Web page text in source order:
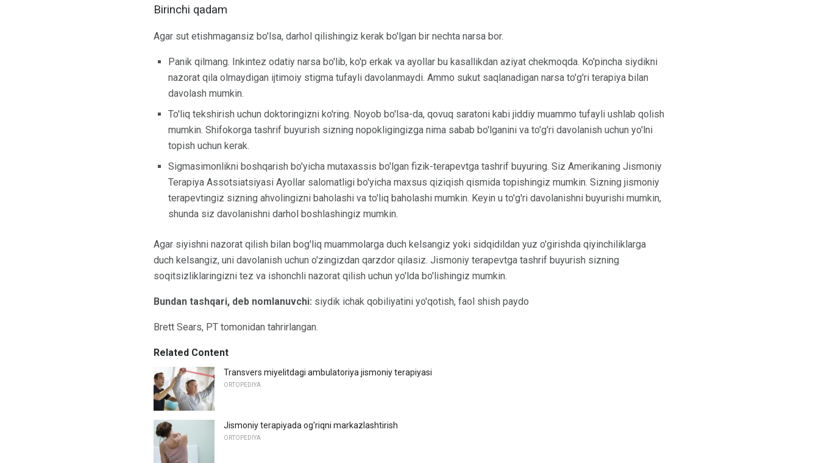
Birinchi qadam
Agar sut etishmagansiz bo'lsa, darhol qilishingiz kerak bo'lgan bir nechta narsa bor.
Panik qilmang. Inkintez odatiy narsa bo'lib, ko'p erkak va ayollar bu kasallikdan aziyat chekmoqda. Ko'pincha siydikni
nazorat qila olmaydigan ijtimoiy stigma tufayli davolanmaydi. Ammo sukut saqlanadigan narsa to'g'ri terapiya bilan
davolash mumkin.
To'liq tekshirish uchun doktoringizni ko'ring. Noyob bo'lsa-da, qovuq saratoni kabi jiddiy muammo tufayli ushlab qolish
mumkin. Shifokorga tashrif buyurish sizning nopokligingizga nima sabab bo'lganini va to'g'ri davolanish uchun yo'lni
topish uchun kerak.
Sigmasimonlikni boshqarish bo'yicha mutaxassis bo'lgan fizik-terapevtga tashrif buyuring. Siz Amerikaning Jismoniy
Terapiya Assotsiatsiyasi Ayollar salomatligi bo'yicha maxsus qiziqish qismida topishingiz mumkin. Sizning jismoniy
terapevtingiz sizning ahvolingizni baholashi va to'liq baholashi mumkin. Keyin u to'g'ri davolanishni buyurishi mumkin,
shunda siz davolanishni darhol boshlashingiz mumkin.
Agar siyishni nazorat qilish bilan bog'liq muammolarga duch kelsangiz yoki sidqidildan yuz o'girishda qiyinchiliklarga
duch kelsangiz, uni davolanish uchun o'zingizdan qarzdor qilasiz. Jismoniy terapevtga tashrif buyurish sizning
soqitsizliklaringizni tez va ishonchli nazorat qilish uchun yo'lda bo'lishingiz mumkin.
Bundan tashqari, deb nomlanuvchi: siydik ichak qobiliyatini yo'qotish, faol shish paydo
Brett Sears, PT tomonidan tahrirlangan.
Related Content
Transvers miyelitdagi ambulatoriya jismoniy terapiyasi
ORTOPEDIYA
Jismoniy terapiyada og'riqni markazlashtirish
ORTOPEDIYA